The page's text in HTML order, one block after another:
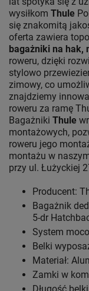
wysiłkom Thule
się znakomitą
oferta zawiera
bagażniki na hak,
roweru, dzięki
stylowo
zimowy, co
znajdziemy
roweru za ramę
Bagażniki Thule
montażowych,
roweru jego
montażu w
przy ul. Łużyckiej
Producent:
Bagażnik
5-dr
System
Belki
Materiał:
Zamki w